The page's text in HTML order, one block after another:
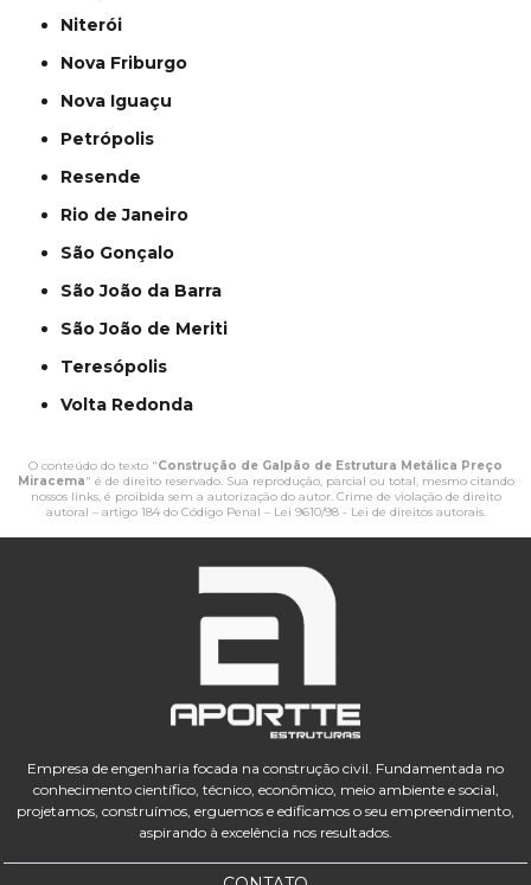
Niterói
Nova Friburgo
Nova Iguaçu
Petrópolis
Resende
Rio de Janeiro
São Gonçalo
São João da Barra
São João de Meriti
Teresópolis
Volta Redonda
O conteúdo do texto "Construção de Galpão de Estrutura Metálica Preço
Miracema" é de direito reservado. Sua reprodução, parcial ou total, mesmo citando
nossos links, é proibida sem a autorização do autor. Crime de violação de direito
autoral – artigo 184 do Código Penal – Lei 9610/98 - Lei de direitos autorais.
Empresa de engenharia focada na construção civil. Fundamentada no
conhecimento científico, técnico, econômico, meio ambiente e social,
projetamos, construímos, erguemos e edificamos o seu empreendimento,
aspirando à excelência nos resultados.